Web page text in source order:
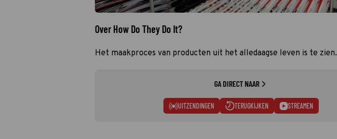
Over How Do They Do It?
Het maakproces van producten uit het alledaagse leven is te zien.
GA DIRECT NAAR
UITZENDINGEN TERUGKIJKEN STREAMEN